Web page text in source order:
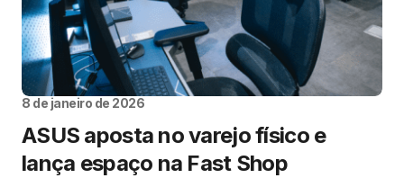
8 de janeiro de 2026
ASUS aposta no varejo físico e
lança espaço na Fast Shop